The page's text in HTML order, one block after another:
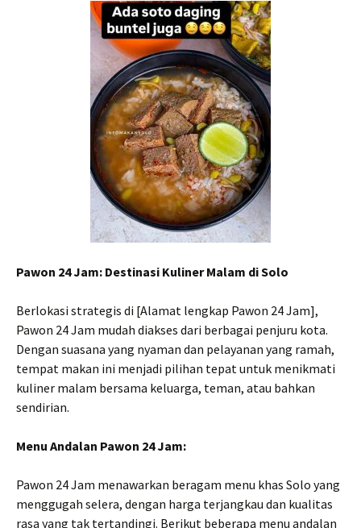
Pawon 24 Jam: Destinasi Kuliner Malam di Solo
Berlokasi strategis di [Alamat lengkap Pawon 24 Jam],
Pawon 24 Jam mudah diakses dari berbagai penjuru kota.
Dengan suasana yang nyaman dan pelayanan yang ramah,
tempat makan ini menjadi pilihan tepat untuk menikmati
kuliner malam bersama keluarga, teman, atau bahkan
sendirian.
Menu Andalan Pawon 24 Jam:
Pawon 24 Jam menawarkan beragam menu khas Solo yang
menggugah selera, dengan harga terjangkau dan kualitas
rasa yang tak tertandingi. Berikut beberapa menu andalan